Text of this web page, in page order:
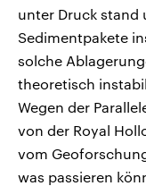
unter Druck stand
Sedimentpakete
solche
theoretisch
Wegen der
von der Royal
vom
was passieren